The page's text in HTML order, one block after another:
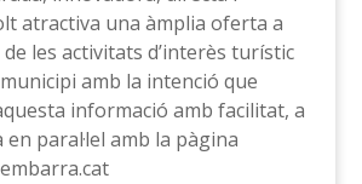
atractiva una àmplia oferta a
les activitats d’interès turístic
amb la intenció que
informació amb facilitat, a
paral·lel amb la pàgina